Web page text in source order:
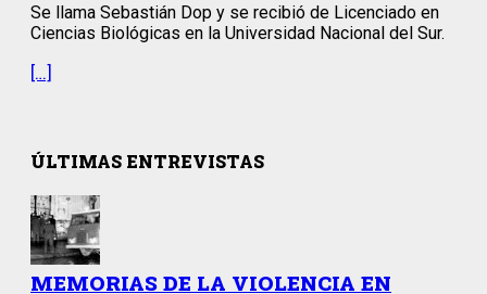
Se llama Sebastián Dop y se recibió de Licenciado en
Ciencias Biológicas en la Universidad Nacional del Sur.
[…]
ÚLTIMAS ENTREVISTAS
MEMORIAS DE LA VIOLENCIA EN